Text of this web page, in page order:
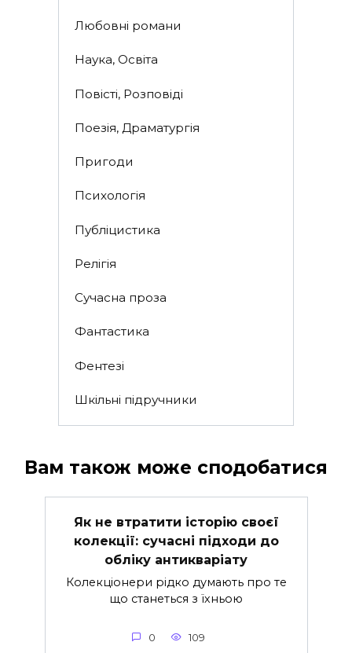
Любовні романи
Наука, Освіта
Повісті, Розповіді
Поезія, Драматургія
Пригоди
Психологія
Публіцистика
Релігія
Сучасна проза
Фантастика
Фентезі
Шкільні підручники
Вам також може сподобатися
Як не втратити історію своєї
колекції: сучасні підходи до
обліку антикваріату
Колекціонери рідко думають про те
що станеться з їхньою
0 109